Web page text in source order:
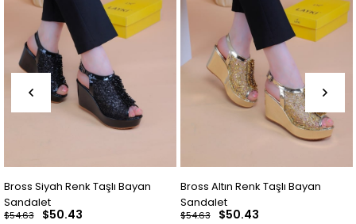
Bross Siyah Renk Taşlı Bayan
Sandalet
$50.43
$54.63
Bross Altın Renk Taşlı Bayan
Sandalet
$50.43
$54.63